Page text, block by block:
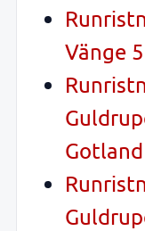
Vänge
Gotland